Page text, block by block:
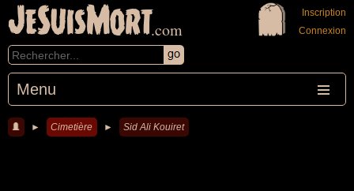
JeSuisMort.com
Menu
Inscription
Connexion
► Cimetière ► Sid Ali Kouiret